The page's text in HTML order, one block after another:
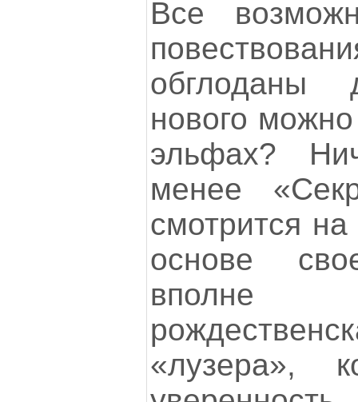
Все
обглоданы
нового
эльфах?
менее
смотрится
основе
вполне
«лузера»,